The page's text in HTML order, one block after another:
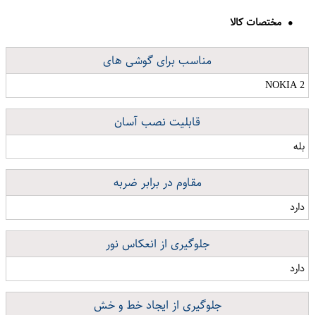
مختصات کالا
مناسب برای گوشی های
NOKIA 2
قابلیت نصب آسان
بله
مقاوم در برابر ضربه
دارد
جلوگیری از انعکاس نور
دارد
جلوگیری از ایجاد خط و خش